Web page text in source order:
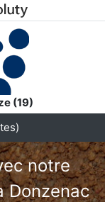
(19)
notre
Donzenac